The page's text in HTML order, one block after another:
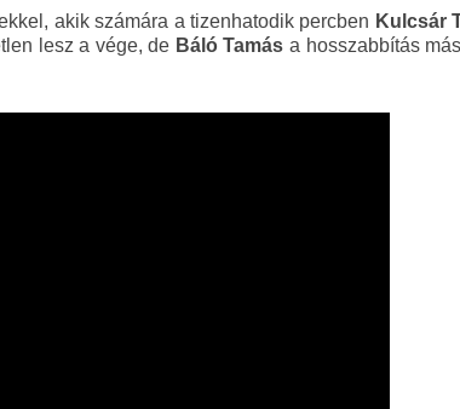
akik számára a tizenhatodik percben Kulcsár
lesz a vége, de Báló Tamás a hosszabbítás